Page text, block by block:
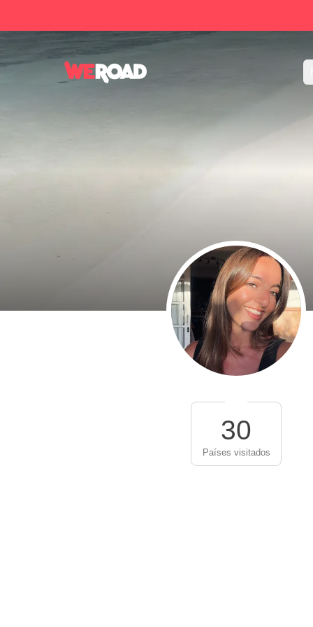
30
Países visitados